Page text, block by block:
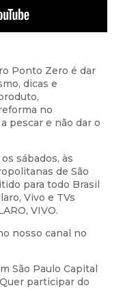
Ponto Zero é dar
dicas e
no
pescar e não dar o
sábados, às
de São
para todo Brasil
Vivo e TVs
VIVO.
nosso canal no
São Paulo Capital
participar do